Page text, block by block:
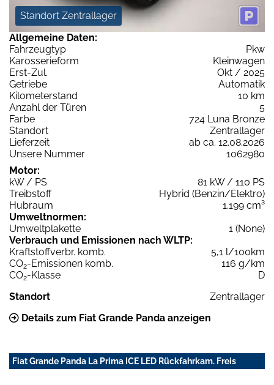
Standort Zentrallager
Allgemeine Daten:
Fahrzeugtyp
Pkw
Karosserieform
Kleinwagen
Erst-Zul.
Okt / 2025
Getriebe
Automatik
Kilometerstand
10 km
Anzahl der Türen
5
Farbe
724 Luna Bronze
Standort
Zentrallager
Lieferzeit
ab ca. 12.08.2026
Unsere Nummer
1062980
Motor:
kW / PS
81 kW / 110 PS
Treibstoff
Hybrid (Benzin/Elektro)
Hubraum
1.199 cm³
Umweltnormen:
Umweltplakette
1 (None)
Verbrauch und Emissionen nach WLTP:
Kraftstoffverbr. komb.
5,1 l/100km
CO2-Emissionen komb.
116 g/km
CO2-Klasse
D
Standort
Zentrallager
Details zum Fiat Grande Panda anzeigen
Fiat Grande Panda La Prima ICE LED Rückfahrkam. Freis